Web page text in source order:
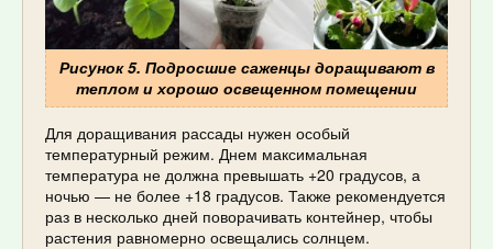
Рисунок 5. Подросшие саженцы доращивают в
теплом и хорошо освещенном помещении
Для доращивания рассады нужен особый
температурный режим. Днем максимальная
температура не должна превышать +20 градусов, а
ночью — не более +18 градусов. Также рекомендуется
раз в несколько дней поворачивать контейнер, чтобы
растения равномерно освещались солнцем.